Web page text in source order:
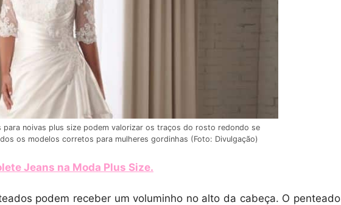
para noivas plus size podem valorizar os traços do rosto redondo se
os modelos corretos para mulheres gordinhas (Foto: Divulgação)
Jeans na Moda Plus Size.
podem receber um voluminho no alto da cabeça. O penteado